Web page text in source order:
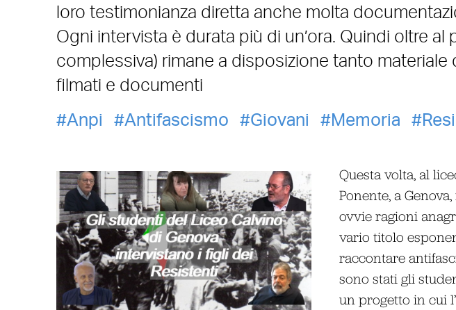
loro testimonianza diretta anche molta
Ogni intervista è durata più di un’ora. Quindi oltre al
complessiva) rimane a disposizione tanto materiale
filmati e documenti
Anpi
Antifascismo Giovani Memoria
Questa volta, al
Ponente, a
ovvie ragioni
vario titolo
raccontare
sono stati gli
un progetto in cui